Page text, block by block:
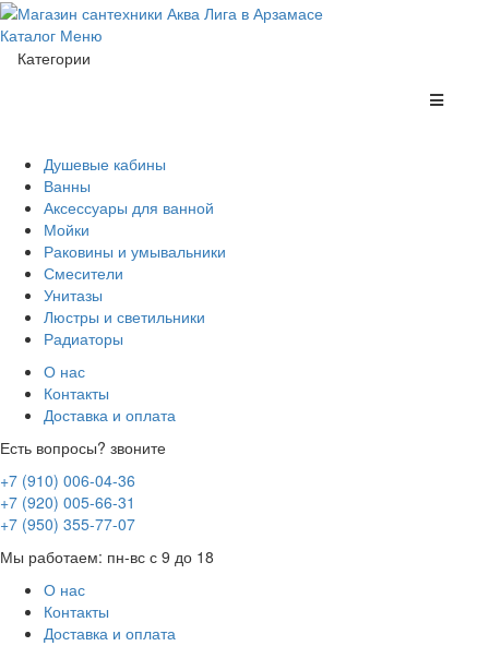
Каталог Меню
Категории
Душевые кабины
Ванны
Аксессуары для ванной
Мойки
Раковины и умывальники
Смесители
Унитазы
Люстры и светильники
Радиаторы
О нас
Контакты
Доставка и оплата
Есть вопросы? звоните
+7 (910) 006-04-36
+7 (920) 005-66-31
+7 (950) 355-77-07
Мы работаем: пн-вс с 9 до 18
О нас
Контакты
Доставка и оплата